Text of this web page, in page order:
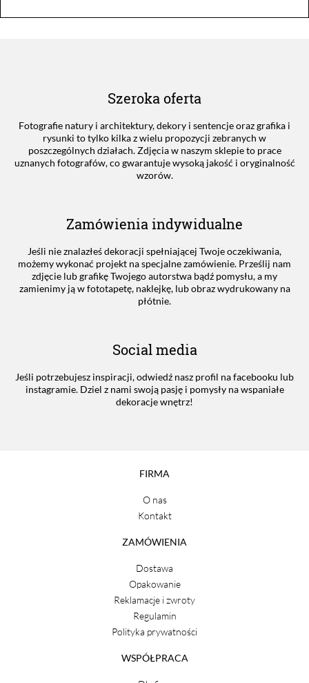
Szeroka oferta
Fotografie natury i architektury, dekory i sentencje oraz grafika i
rysunki to tylko kilka z wielu propozycji zebranych w
poszczególnych działach. Zdjęcia w naszym sklepie to prace
uznanych fotografów, co gwarantuje wysoką jakość i oryginalność
wzorów.
Zamówienia indywidualne
Jeśli nie znalazłeś dekoracji spełniającej Twoje oczekiwania,
możemy wykonać projekt na specjalne zamówienie. Prześlij nam
zdjęcie lub grafikę Twojego autorstwa bądź pomysłu, a my
zamienimy ją w fototapetę, naklejkę, lub obraz wydrukowany na
płótnie.
Social media
Jeśli potrzebujesz inspiracji, odwiedź nasz profil na facebooku lub
instagramie. Dziel z nami swoją pasję i pomysły na wspaniałe
dekoracje wnętrz!
FIRMA
O nas
Kontakt
ZAMÓWIENIA
Dostawa
Opakowanie
Reklamacje i zwroty
Regulamin
Polityka prywatności
WSPÓŁPRACA